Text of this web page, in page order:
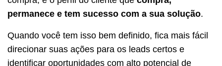
permanece e tem sucesso com a sua solução.
Quando você tem isso bem definido, fica mais fácil
direcionar suas ações para os leads certos e
identificar oportunidades com alto potencial de